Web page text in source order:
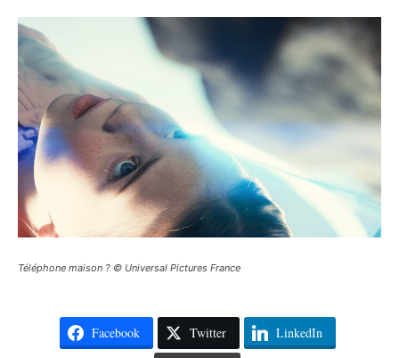
Téléphone maison ? © Universal Pictures France
Facebook Twitter LinkedIn